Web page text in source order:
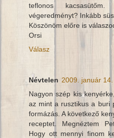
teflonos
végeredményt? Inkább
Köszönöm előre is
Orsi
Válasz
Névtelen 2009. január
Nagyon szép kis
az mint a rusztikus a buri
formázás. A következő
receptet. Megnéztem
Hogy ott mennyi finom